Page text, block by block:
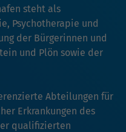
steht als
Psychotherapie und
der Bürgerinnen und
und Plön sowie der
Abteilungen für
Erkrankungen des
qualifizierten